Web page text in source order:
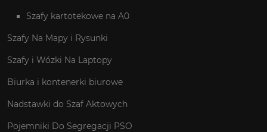
Szafy kartotekowe na A0
Szafy Na Mapy i Rysunki
Szafy i Wózki Na Laptopy
Biurka i kontenerki biurowe
Nadstawki do Szaf Aktowych
Pojemniki Do Segregacji PSO